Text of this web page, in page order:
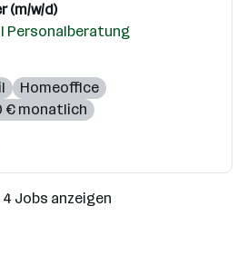
(m/w/d)
Personalberatung
Homeoffice
€ monatlich
4 Jobs anzeigen